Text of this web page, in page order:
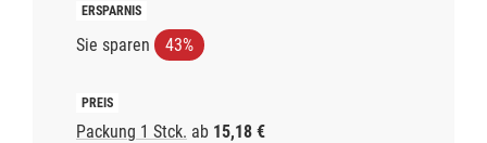
Sie sparen 43%
Packung 1 Stck. ab 15,18 €